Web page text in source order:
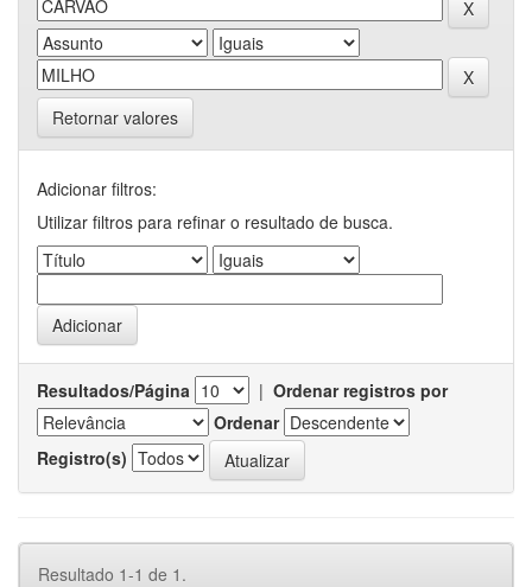
Retornar valores
Adicionar filtros:
Utilizar filtros para refinar o resultado de busca.
Resultados/Página | Ordenar registros por
Ordenar
Registro(s)
Resultado 1-1 de 1.